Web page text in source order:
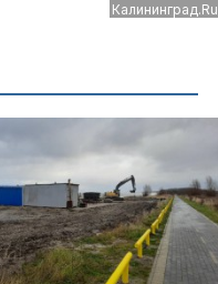
Калининград.Ru